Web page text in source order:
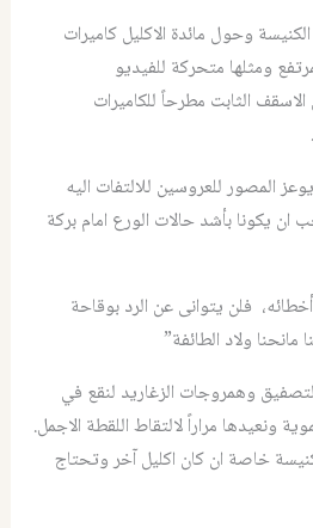
وحول مائدة الاكليل كاميرات
ومثلها متحركة للفيديو
الثابت مطرحاً للكاميرات
المصور للعروسين للالتفات اليه
يكونا بأشد حالات الورع امام بركة
فلن يتوانى عن الرد بوقاحة
ولاد الطائفة”
وهمروجات الزغاريد لنقع في
ونعيدها مراراً لالتقاط اللقطة الاجمل.
خاصة ان كان اكليل آخر وتحتاج